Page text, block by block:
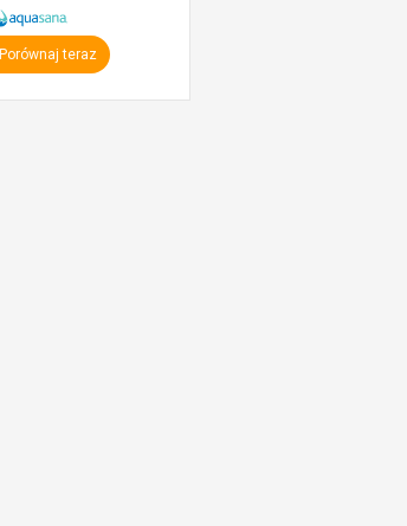
Porównaj teraz